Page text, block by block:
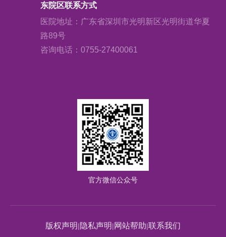
东院区联系方式
医院地址：广东省深圳市光明新区光明街道华夏
路89号
咨询电话：0755-27400061
官方微信公众号
版权声明|隐私声明|网站帮助|联系我们